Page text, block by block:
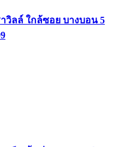
วิลล์ ใกล้ซอย บางบอน 5